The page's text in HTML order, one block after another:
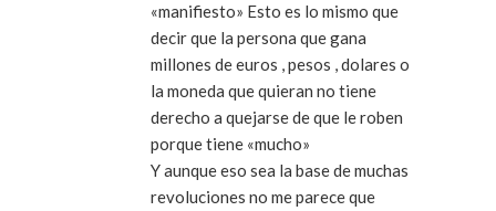
«manifiesto» Esto es lo mismo que
decir que la persona que gana
millones de euros , pesos , dolares o
la moneda que quieran no tiene
derecho a quejarse de que le roben
porque tiene «mucho»
Y aunque eso sea la base de muchas
revoluciones no me parece que